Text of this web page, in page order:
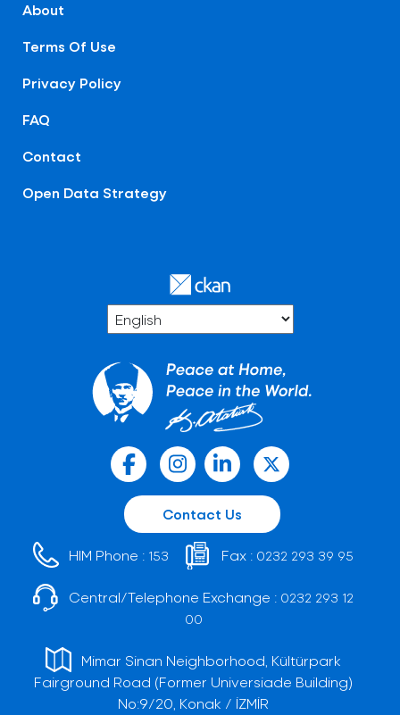
About
Terms Of Use
Privacy Policy
FAQ
Contact
Open Data Strategy
Contact Us
HIM Phone : 153 Fax : 0232 293 39 95
Central/Telephone Exchange : 0232 293 12
00
Mimar Sinan Neighborhood, Kültürpark
Fairground Road (Former Universiade Building)
No:9/20, Konak / İZMİR